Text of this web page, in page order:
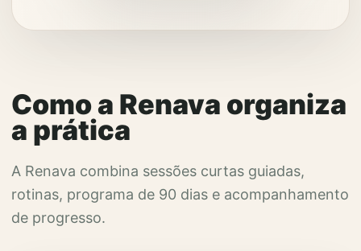
Como a Renava organiza
a prática
A Renava combina sessões curtas guiadas,
rotinas, programa de 90 dias e acompanhamento
de progresso.